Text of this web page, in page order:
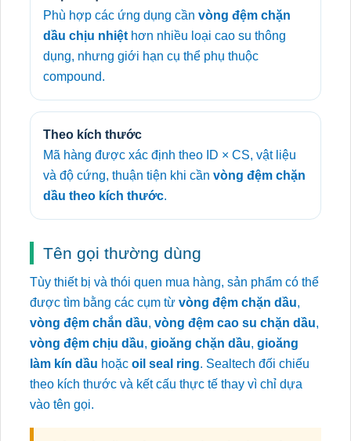
Phù hợp các ứng dụng cần vòng đệm chặn
dầu chịu nhiệt hơn nhiều loại cao su thông
dụng, nhưng giới hạn cụ thể phụ thuộc
compound.
Theo kích thước
Mã hàng được xác định theo ID × CS, vật liệu
và độ cứng, thuận tiện khi cần vòng đệm chặn
dầu theo kích thước.
Tên gọi thường dùng
Tùy thiết bị và thói quen mua hàng, sản phẩm có thể
được tìm bằng các cụm từ vòng đệm chặn dầu,
vòng đệm chắn dầu, vòng đệm cao su chặn dầu,
vòng đệm chịu dầu, gioăng chặn dầu, gioăng
làm kín dầu hoặc oil seal ring. Sealtech đối chiếu
theo kích thước và kết cấu thực tế thay vì chỉ dựa
vào tên gọi.